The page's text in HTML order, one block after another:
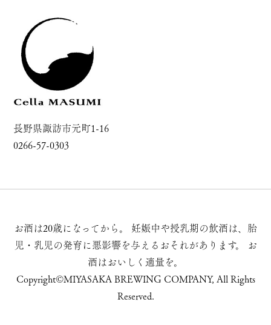
長野県諏訪市元町1-16
0266-57-0303
お酒は20歳になってから。
妊娠中や授乳期の飲酒は、胎
児・乳児の発育に悪影響を与えるおそれがあります。
お
酒はおいしく適量を。
Copyright©MIYASAKA BREWING COMPANY, All Rights
Reserved.